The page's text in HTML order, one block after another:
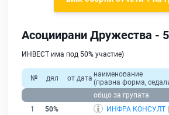
Асоциирани Дружества - 5
ИНВЕСТ има под 50% участие)
№ дял от дата наименование
(правна форма,
общо за групата
1
50% ИНФРА КОНСУЛТ